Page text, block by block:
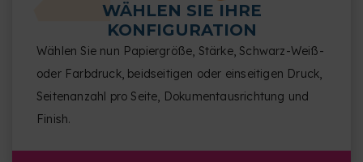
WÄHLEN SIE IHRE
KONFIGURATION
Wählen Sie nun Papiergröße, Stärke, Schwarz-Weiß-
oder Farbdruck, beidseitigen oder einseitigen Druck,
Seitenanzahl pro Seite, Dokumentausrichtung und
Finish.